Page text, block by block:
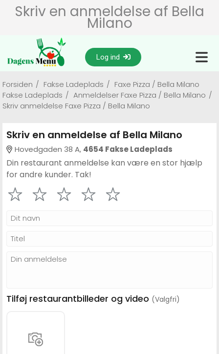
Skriv en anmeldelse af Bella
Milano
Log ind
Forsiden / Fakse Ladeplads / Faxe Pizza / Bella Milano
Fakse Ladeplads / Anmeldelser Faxe Pizza / Bella Milano /
Skriv anmeldelse Faxe Pizza / Bella Milano
Skriv en anmeldelse af Bella Milano
Hovedgaden 38 A, 4654 Fakse Ladeplads
Din restaurant anmeldelse kan være en stor hjælp
for andre kunder. Tak!
Tilføj restaurantbilleder og video (Valgfri)